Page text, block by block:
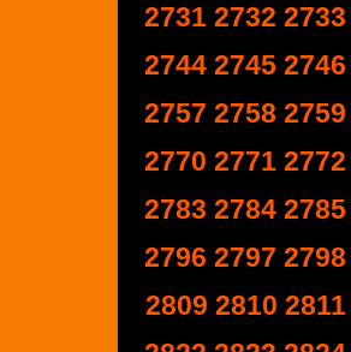
2731 2732 2733
2744 2745 2746
2757 2758 2759
2770 2771 2772
2783 2784 2785
2796 2797 2798
2809 2810 2811